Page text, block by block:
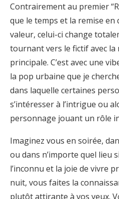
Contrairement au premier
que le temps et la remise
valeur, celui-ci change
tournant vers le fictif avec
principale. C’est avec une
la pop urbaine que je
dans laquelle certaines
s’intéresser à l’intrigue ou
personnage jouant un rôle
Imaginez vous en soirée,
ou dans n’importe quel lieu
l’inconnu et la joie de vivre
nuit, vous faites la
plutôt attirante à vos yeux.